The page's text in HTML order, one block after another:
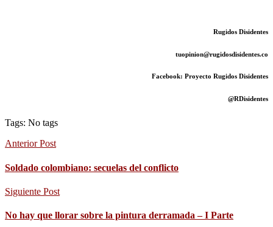
Rugidos Disidentes
tuopinion@rugidosdisidentes.co
Facebook: Proyecto Rugidos Disidentes
@RDisidentes
Tags: No tags
Anterior Post
Soldado colombiano: secuelas del conflicto
Siguiente Post
No hay que llorar sobre la pintura derramada – I Parte